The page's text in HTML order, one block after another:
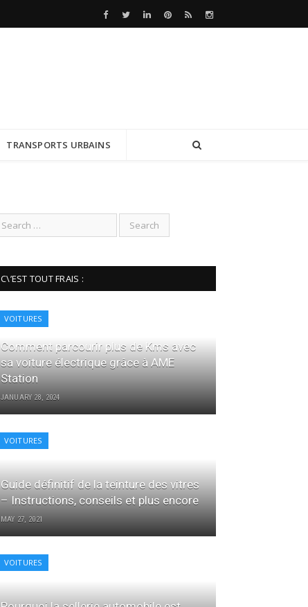
Facebook
TwitterLinkedInPinterestRSS instagram
TRANSPORTS URBAINS
C\’EST TOUT FRAIS :
VOITURES
Comment parcourir plus de Kms avec
sa voiture électrique grâce à AME
Station
JANUARY 28, 2024
VOITURES
Guide définitif de la teinture des vitres
– Instructions, conseils et plus encore
MAY 27, 2021
VOITURES